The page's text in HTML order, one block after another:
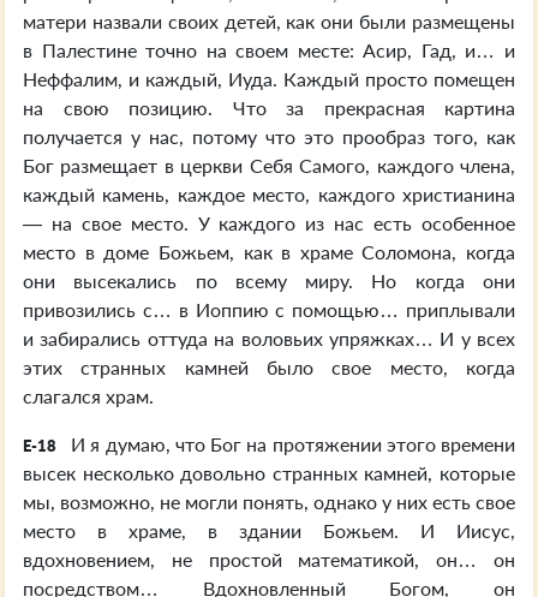
матери назвали своих детей, как они были размещены
в Палестине точно на своем месте: Асир, Гад, и… и
Неффалим, и каждый, Иуда. Каждый просто помещен
на свою позицию. Что за прекрасная картина
получается у нас, потому что это прообраз того, как
Бог размещает в церкви Себя Самого, каждого члена,
каждый камень, каждое место, каждого христианина
— на свое место. У каждого из нас есть особенное
место в доме Божьем, как в храме Соломона, когда
они высекались по всему миру. Но когда они
привозились с… в Иоппию с помощью… приплывали
и забирались оттуда на воловьих упряжках… И у всех
этих странных камней было свое место, когда
слагался храм.
E-18
И я думаю, что Бог на протяжении этого времени
высек несколько довольно странных камней, которые
мы, возможно, не могли понять, однако у них есть свое
место в храме, в здании Божьем. И Иисус,
вдохновением, не простой математикой, он… он
посредством… Вдохновленный Богом, он